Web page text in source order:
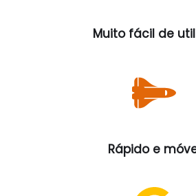
Muito fácil de
Rápido e